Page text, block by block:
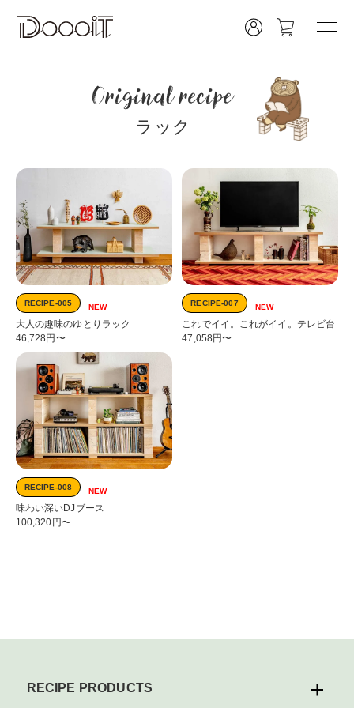
ラック
Original recipe
RECIPE-005 NEW
大人の趣味のゆとりラック
46,728円〜
RECIPE-007 NEW
これでイイ。これがイイ。テレビ台
47,058円〜
RECIPE-008 NEW
味わい深いDJブース
100,320円〜
RECIPE PRODUCTS